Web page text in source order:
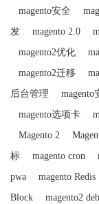
magento安全
发
magento 2.0
magento2优化
magento2迁移
后台管理
magento
magento选项卡
Magento 2
标
magento cron
pwa
magento Redis
Block
magento2